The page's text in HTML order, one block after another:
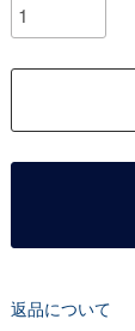
返品について